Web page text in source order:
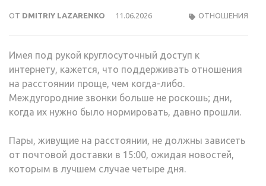
ОТ DMITRIY LAZARENKO 11.06.2026 ОТНОШЕНИЯ
Имея под рукой круглосуточный доступ к
интернету, кажется, что поддерживать отношения
на расстоянии проще, чем когда-либо.
Междугородние звонки больше не роскошь; дни,
когда их нужно было нормировать, давно прошли.
Пары, живущие на расстоянии, не должны зависеть
от почтовой доставки в 15:00, ожидая новостей,
которым в лучшем случае четыре дня.